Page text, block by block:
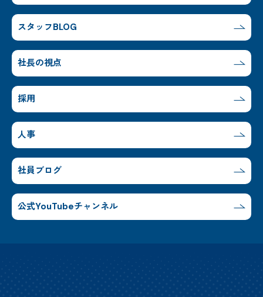
スタッフBLOG
社長の視点
採用
人事
社員ブログ
公式YouTubeチャンネル